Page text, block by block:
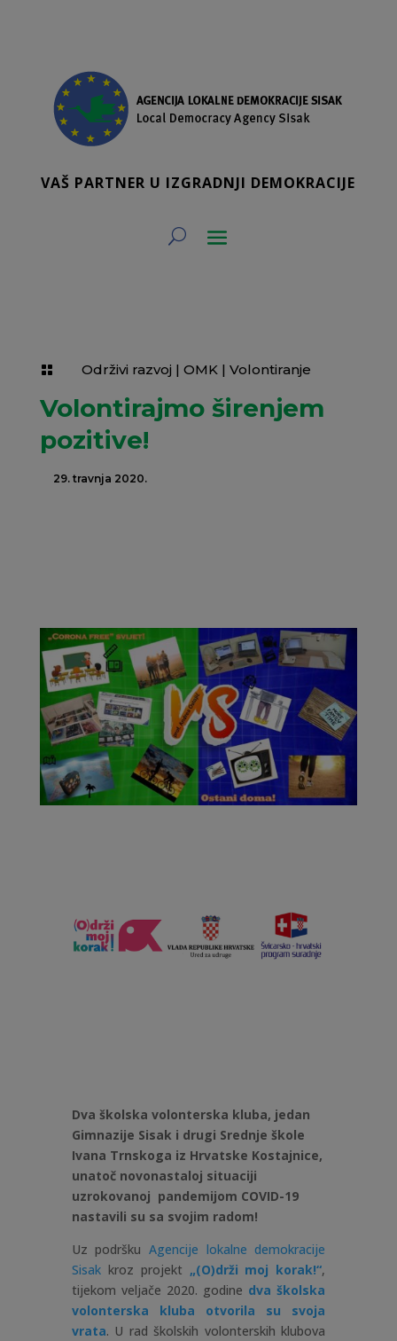
VAŠ PARTNER U IZGRADNJI DEMOKRACIJE
 Održivi razvoj | OMK| Volontiranje
Volontirajmo širenjem
pozitive!
29. travnja 2020.
Dva školska volonterska kluba, jedan
Gimnazije Sisak i drugi Srednje škole
Ivana Trnskoga iz Hrvatske Kostajnice,
unatoč novonastaloj situaciji
uzrokovanoj pandemijom COVID-19
nastavili su sa svojim radom!
Uz podršku Agencije lokalne demokracije
Sisak kroz projekt „(O)drži moj korak!“,
tijekom veljače 2020. godine dva školska
volonterska kluba otvorila su svoja
vrata. U rad školskih volonterskih klubova